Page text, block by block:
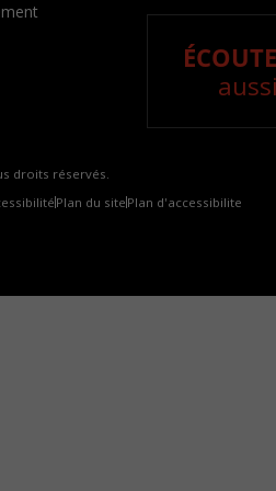
droits réservés.
Plan du site Plan d'accessibilite